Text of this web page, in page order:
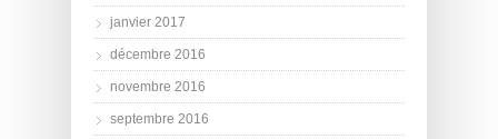
janvier 2017
décembre 2016
novembre 2016
septembre 2016